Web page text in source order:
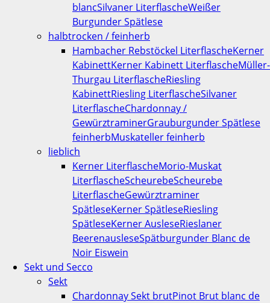
blancSilvaner LiterflascheWeißer
Burgunder Spätlese
halbtrocken / feinherb
Hambacher Rebstöckel LiterflascheKerner
KabinettKerner Kabinett LiterflascheMüller-
Thurgau LiterflascheRiesling
KabinettRiesling LiterflascheSilvaner
LiterflascheChardonnay /
GewürztraminerGrauburgunder Spätlese
feinherbMuskateller feinherb
lieblich
Kerner LiterflascheMorio-Muskat
LiterflascheScheurebeScheurebe
LiterflascheGewürztraminer
SpätleseKerner SpätleseRiesling
SpätleseKerner AusleseRieslaner
BeerenausleseSpätburgunder Blanc de
Noir Eiswein
Sekt und Secco
Sekt
Chardonnay Sekt brutPinot Brut blanc de